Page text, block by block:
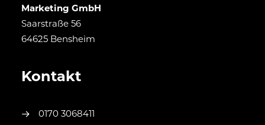
Marketing GmbH
Saarstraße 56
64625 Bensheim
Kontakt
0170 3068411